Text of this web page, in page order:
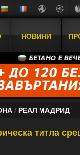
НОВИНИ
/ РЕАЛ МАДРИД
титла